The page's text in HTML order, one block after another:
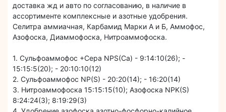
доставка жд и авто по согласованию, в наличие в
ассортименте комплексные и азотные удобрения.
Селитра аммиачная, Карбамид Марки А и Б, Аммофос,
Азофоска, Диаммофоска, Нитроаммофоска.
1. Сульфоаммофос +Сера NPS(Са) - 9:14:10(26); -
15:15:5(20); - 20:10:10(12)
2. Сульфоаммофос NP(S) - 20:20(14); - 16:20(14)
3. Нитроаммофоска 15:15:15(10); Азофоска NPK(S)
8:24:24(3); 8:19:29(3)